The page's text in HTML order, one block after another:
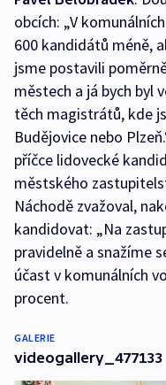
obcích: „V
600 kandidátů méně,
jsme postavili
městech a já bych byl
těch magistrátů, kde
Budějovice nebo
příčce lidovecké
městského
Náchodě zvažoval,
kandidovat: „Na
pravidelně a snažíme
účast v komunálních
procent.
GALERIE
videogallery_477133